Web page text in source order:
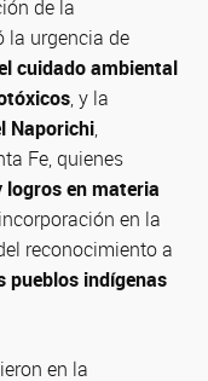
de la
la urgencia de
cuidado ambiental
, y la
Naporichi,
Fe, quienes
logros en materia
en la
reconocimiento a
pueblos indígenas
en la